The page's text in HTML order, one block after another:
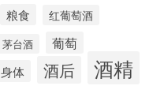
粮食 红葡萄酒
茅台酒 葡萄
身体 酒后 酒精